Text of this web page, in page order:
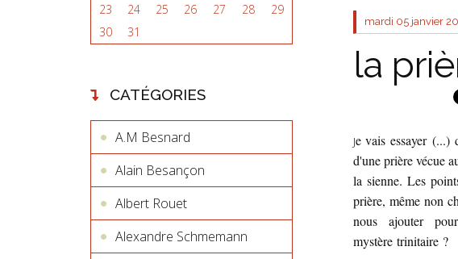
23
24 25 26 27 28
29
30
31
CATÉGORIES
A.M Besnard
Alain Besançon
Albert Rouet
Alexandre Schmemann
mardi 05 janvier
la
Je vais essayer (...)
d'une prière vécue
la sienne. Les
prière, même non
nous ajouter
mystère trinitaire ?